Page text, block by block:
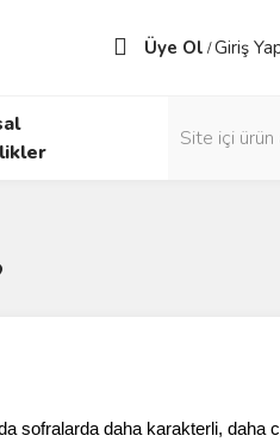
Üye Ol /Giriş
sofralarda daha karakterli, daha